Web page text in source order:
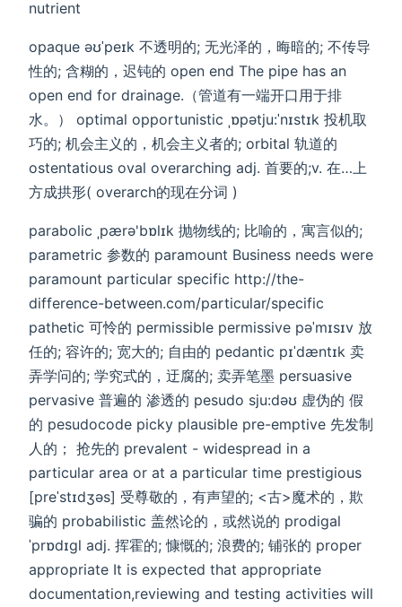
nutrient
opaque əʊˈpeɪk 不透明的; 无光泽的，晦暗的; 不传导
性的; 含糊的，迟钝的 open end The pipe has an
open end for drainage.（管道有一端开口用于排
水。） optimal opportunistic ˌɒpətju:ˈnɪstɪk 投机取
巧的; 机会主义的，机会主义者的; orbital 轨道的
ostentatious oval overarching adj. 首要的;v. 在…上
方成拱形( overarch的现在分词 )
parabolic ˌpærə'bɒlɪk 抛物线的; 比喻的，寓言似的;
parametric 参数的 paramount Business needs were
paramount particular specific http://the-
difference-between.com/particular/specific
pathetic 可怜的 permissible permissive pəˈmɪsɪv 放
任的; 容许的; 宽大的; 自由的 pedantic pɪˈdæntɪk 卖
弄学问的; 学究式的，迂腐的; 卖弄笔墨 persuasive
pervasive 普遍的 渗透的 pesudo sju:dəʊ 虚伪的 假
的 pesudocode picky plausible pre-emptive 先发制
人的； 抢先的 prevalent - widespread in a
particular area or at a particular time prestigious
[preˈstɪdʒəs] 受尊敬的，有声望的; <古>魔术的，欺
骗的 probabilistic 盖然论的，或然说的 prodigal
ˈprɒdɪgl adj. 挥霍的; 慷慨的; 浪费的; 铺张的 proper
appropriate It is expected that appropriate
documentation,reviewing and testing activities will